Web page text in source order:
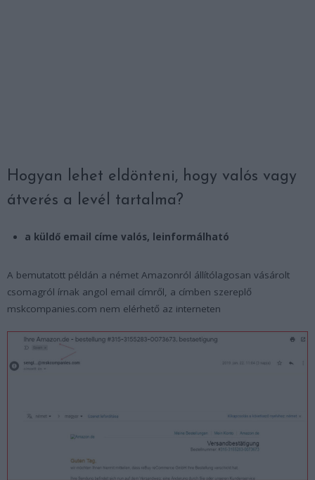
Hogyan lehet eldönteni, hogy valós vagy
átverés a levél tartalma?
a küldő email címe valós, leinformálható
A bemutatott példán a német Amazonról állítólagosan vásárolt
csomagról írnak angol email címről, a címben szereplő
mskcompanies.com nem elérhető az interneten